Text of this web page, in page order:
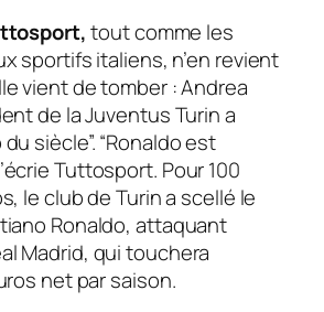
tout comme les
sportifs italiens, n’en revient
vient de tomber : Andrea
de la Juventus Turin a
siècle”.“Ronaldo est
Tuttosport. Pour 100
le club de Turin a scellé le
Ronaldo, attaquant
Madrid, qui touchera
net par saison.